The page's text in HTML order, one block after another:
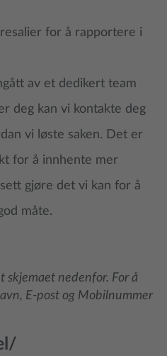
for å rapportere i
av et dedikert team
deg kan vi kontakte deg
vi løste saken. Det er
for å innhente mer
gjøre det vi kan for å
måte.
skjemaet nedenfor. For å
E-post og Mobilnummer